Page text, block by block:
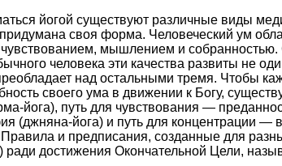
йогой существуют различные виды
своя форма. Человеческий ум
мышлением и
человека эти качества развиты не
над остальными тремя. Чтобы
своего ума в движении к Богу,
йога), путь для чувствования —
йога) и путь для концентрации —
и предписания, созданные для
ради достижения Окончательной Цели,